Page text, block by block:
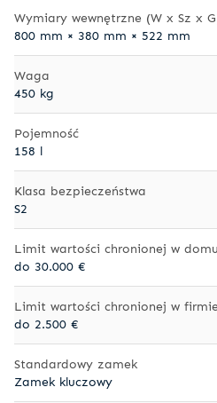
Wymiary wewnętrzne (W x Sz x
800 mm × 380 mm × 522 mm
Waga
450 kg
Pojemność
158 l
Klasa bezpieczeństwa
S2
Limit wartości chronionej w domu
do 30.000 €
Limit wartości chronionej w firmie
do 2.500 €
Standardowy zamek
Zamek kluczowy